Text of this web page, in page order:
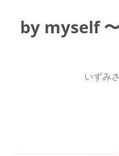
テ
ン
by myself
いずみ